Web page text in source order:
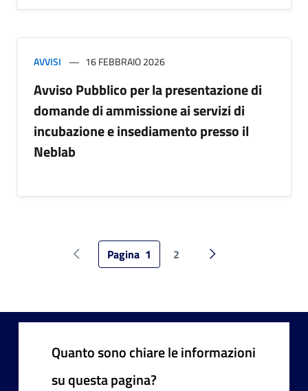
AVVISI 16 FEBBRAIO 2026
Avviso Pubblico per la presentazione di
domande di ammissione ai servizi di
incubazione e insediamento presso il
Neblab
Pagina precedente
Pagina 1 2 Pagina successiva
Quanto sono chiare le informazioni
su questa pagina?